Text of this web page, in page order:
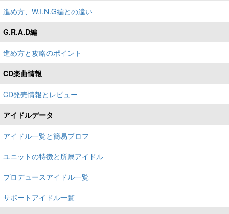
進め方、W.I.N.G編との違い
G.R.A.D編
進め方と攻略のポイント
CD楽曲情報
CD発売情報とレビュー
アイドルデータ
アイドル一覧と簡易プロフ
ユニットの特徴と所属アイドル
プロデュースアイドル一覧
サポートアイドル一覧